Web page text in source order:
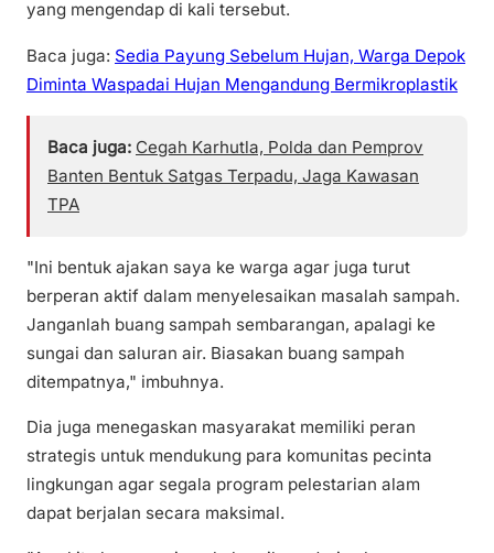
yang mengendap di kali tersebut.
Baca juga: Sedia Payung Sebelum Hujan, Warga Depok
Diminta Waspadai Hujan Mengandung Bermikroplastik
Baca juga: Cegah Karhutla, Polda dan Pemprov
Banten Bentuk Satgas Terpadu, Jaga Kawasan
TPA
"Ini bentuk ajakan saya ke warga agar juga turut
berperan aktif dalam menyelesaikan masalah sampah.
Janganlah buang sampah sembarangan, apalagi ke
sungai dan saluran air. Biasakan buang sampah
ditempatnya," imbuhnya.
Dia juga menegaskan masyarakat memiliki peran
strategis untuk mendukung para komunitas pecinta
lingkungan agar segala program pelestarian alam
dapat berjalan secara maksimal.